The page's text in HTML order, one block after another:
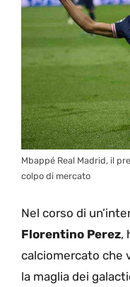
Mbappé Real Madrid, il
colpo di mercato
Nel corso di
Florentino Perez,
calciomercato che
la maglia dei